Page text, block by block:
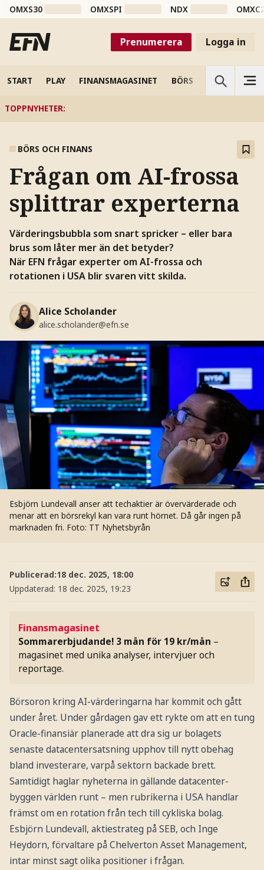
OMXS30 OMXSPI NDX
Prenumerera Logga in
START PLAY FINANSMAGASINET BÖRS VETENSKAP
TOPPNYHETER:
BÖRS OCH FINANS
Frågan om AI-frossa
splittrar experterna
Värderingsbubbla som snart spricker – eller bara
brus som låter mer än det betyder?
När EFN frågar experter om AI-frossa och
rotationen i USA blir svaren vitt skilda.
Alice Scholander
alice.scholander@efn.se
Esbjörn Lundevall anser att techaktier är övervärderade och
menar att en börsrekyl kan vara runt hörnet. Då går ingen på
marknaden fri. Foto: TT Nyhetsbyrån
Publicerad:18 dec. 2025, 18:00
Uppdaterad: 18 dec. 2025, 19:23
Finansmagasinet
Sommarerbjudande! 3 mån för 19 kr/mån –
magasinet med unika analyser, intervjuer och
reportage.
Börsoron kring AI-värderingarna har kommit och gått
under året. Under gårdagen gav ett rykte om att en tung
Oracle-finansiär planerade att dra sig ur bolagets
senaste datacentersatsning upphov till nytt obehag
bland investerare, varpå sektorn backade brett.
Samtidigt haglar nyheterna in gällande datacenter-
byggen världen runt – men rubrikerna i USA handlar
främst om en rotation från tech till cykliska bolag.
Esbjörn Lundevall, aktiestrateg på SEB, och Inge
Heydorn, förvaltare på Chelverton Asset Management,
intar minst sagt olika positioner i frågan.